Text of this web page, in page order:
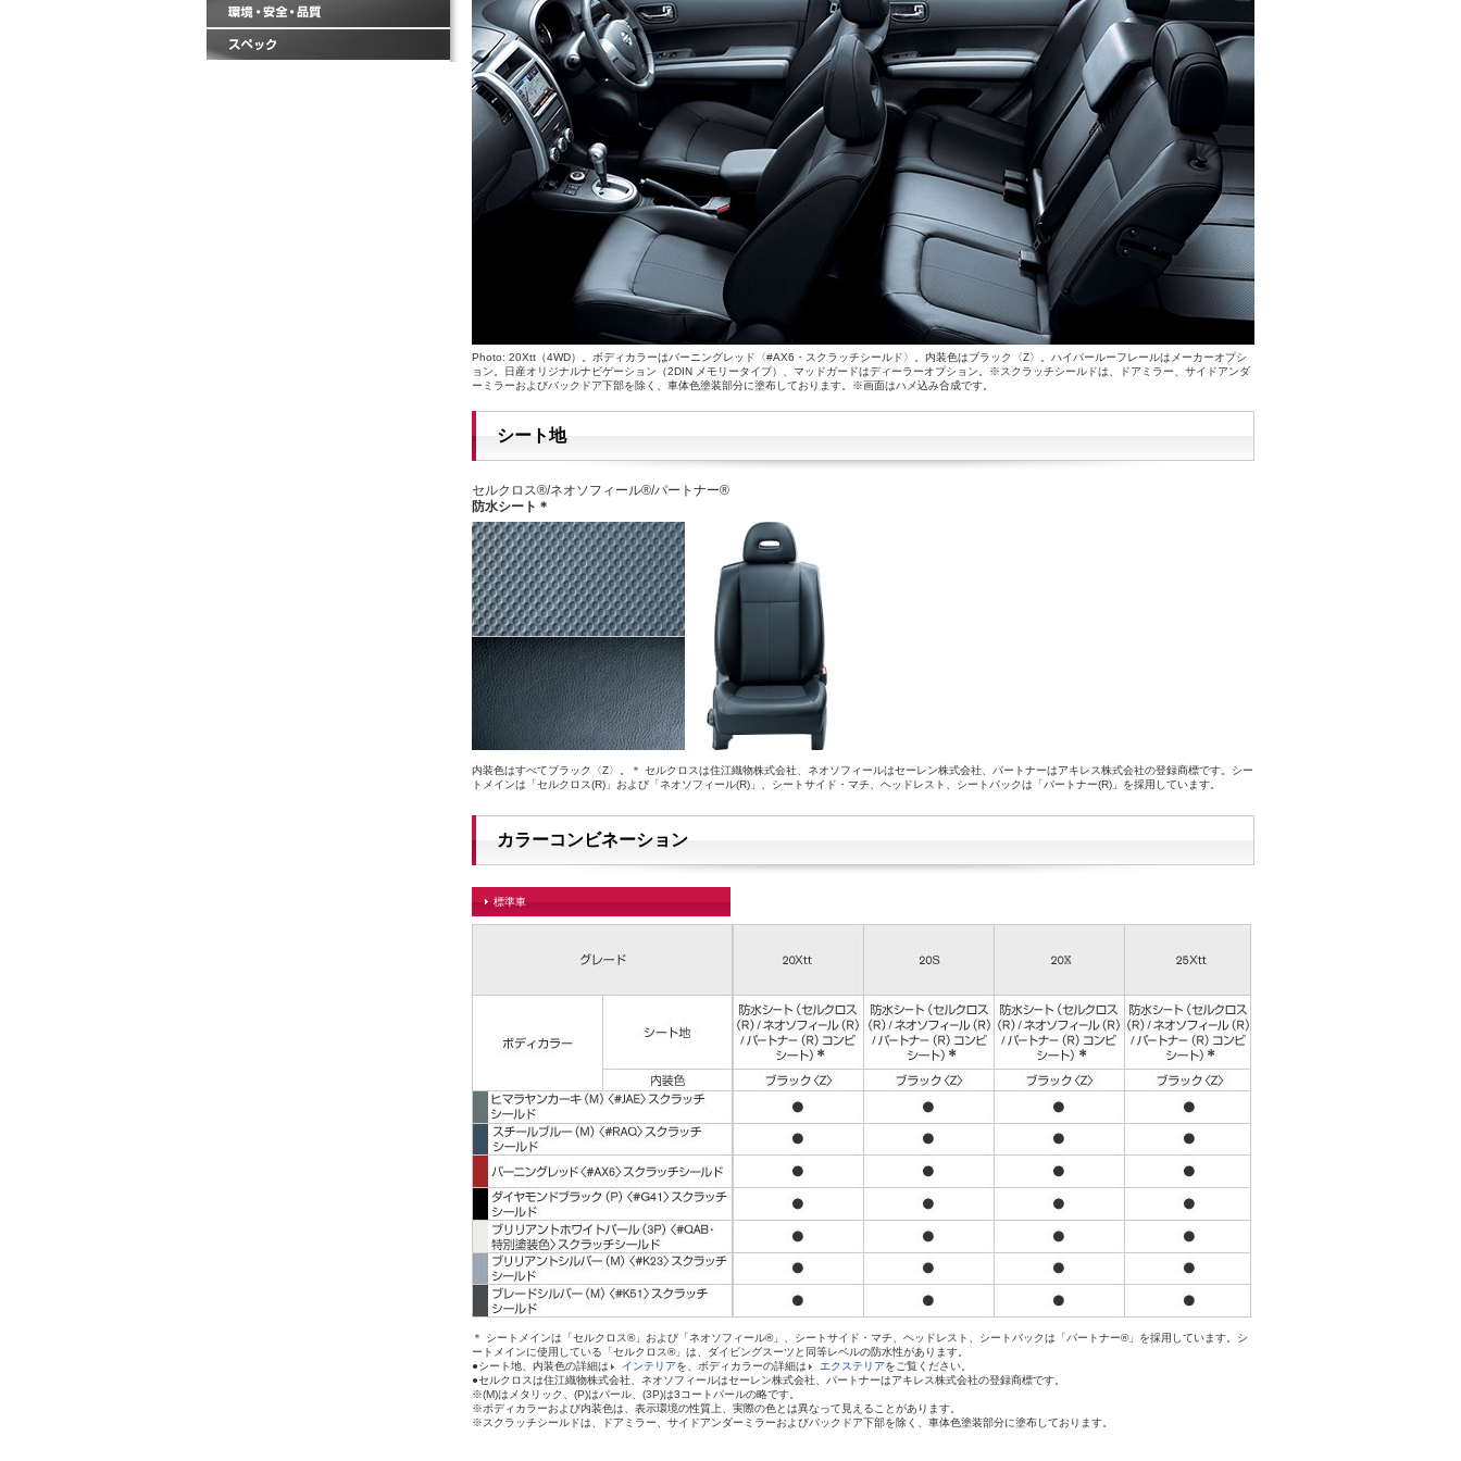
Photo: 20Xtt（4WD）。ボディカラーはバーニングレッド〈#AX6・スクラッチシールド〉。内装色はブラック〈Z〉。ハイパールーフレールはメーカーオプシ
ョン。日産オリジナルナビゲーション（2DIN メモリータイプ）、マッドガードはディーラーオプション。※スクラッチシールドは、ドアミラー、サイドアンダ
ーミラーおよびバックドア下部を除く、車体色塗装部分に塗布しております。※画面はハメ込み合成です。
シート地
セルクロス®/ネオソフィール®/パートナー®
防水シート＊
内装色はすべてブラック〈Z〉。＊ セルクロスは住江織物株式会社、ネオソフィールはセーレン株式会社、パートナーはアキレス株式会社の登録商標です。シー
トメインは「セルクロス(R)」および「ネオソフィール(R)」、シートサイド・マチ、ヘッドレスト、シートバックは「パートナー(R)」を採用しています。
カラーコンビネーション
標準車
＊ シートメインは「セルクロス®」および「ネオソフィール®」、シートサイド・マチ、ヘッドレスト、シートバックは「パートナー®」を採用しています。シ
ートメインに使用している「セルクロス®」は、ダイビングスーツと同等レベルの防水性があります。
●シート地、内装色の詳細は
インテリアを、ボディカラーの詳細は エクステリアをご覧ください。
●セルクロスは住江織物株式会社、ネオソフィールはセーレン株式会社、パートナーはアキレス株式会社の登録商標です。
※(M)はメタリック、(P)はパール、(3P)は3コートパールの略です。
※ボディカラーおよび内装色は、表示環境の性質上、実際の色とは異なって見えることがあります。
※スクラッチシールドは、ドアミラー、サイドアンダーミラーおよびバックドア下部を除く、車体色塗装部分に塗布しております。